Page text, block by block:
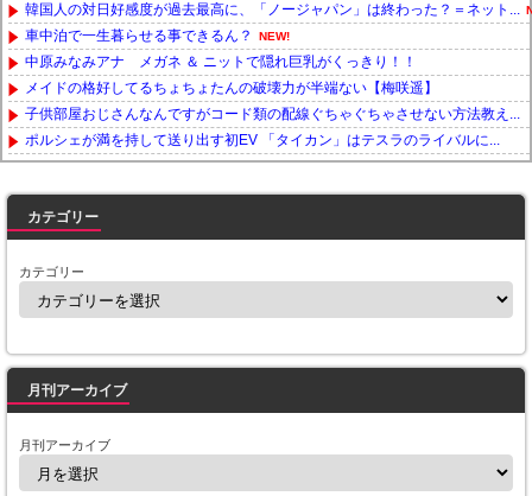
韓国人の対日好感度が過去最高に、「ノージャパン」は終わった？＝ネット...
車中泊で一生暮らせる事できるん？ NEW!
中原みなみアナ メガネ ＆ ニットで隠れ巨乳がくっきり！！
メイドの格好してるちょちょたんの破壊力が半端ない【梅咲遥】
子供部屋おじさんなんですがコード類の配線ぐちゃぐちゃさせない方法教え...
ポルシェが満を持して送り出す初EV 「タイカン」はテスラのライバルに...
カテゴリー
カテゴリー
月刊アーカイブ
月刊アーカイブ